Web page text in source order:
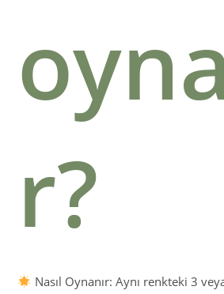
r?
Nasıl Oynanır: Aynı renkteki 3